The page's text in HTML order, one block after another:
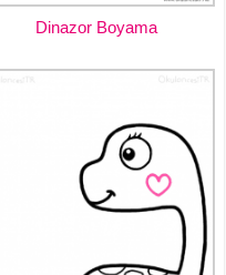
Dinazor Boyama